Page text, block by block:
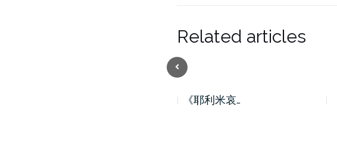
Related articles
Previous
《耶利米哀…